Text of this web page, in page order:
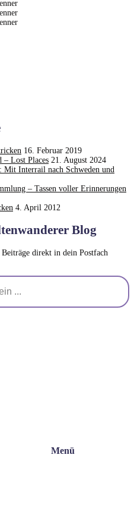
16. Februar 2019
– Lost Places 21. August 2024
Interrail nach Schweden und
– Tassen voller Erinnerungen
4. April 2012
Blog
direkt in dein Postfach
Menü